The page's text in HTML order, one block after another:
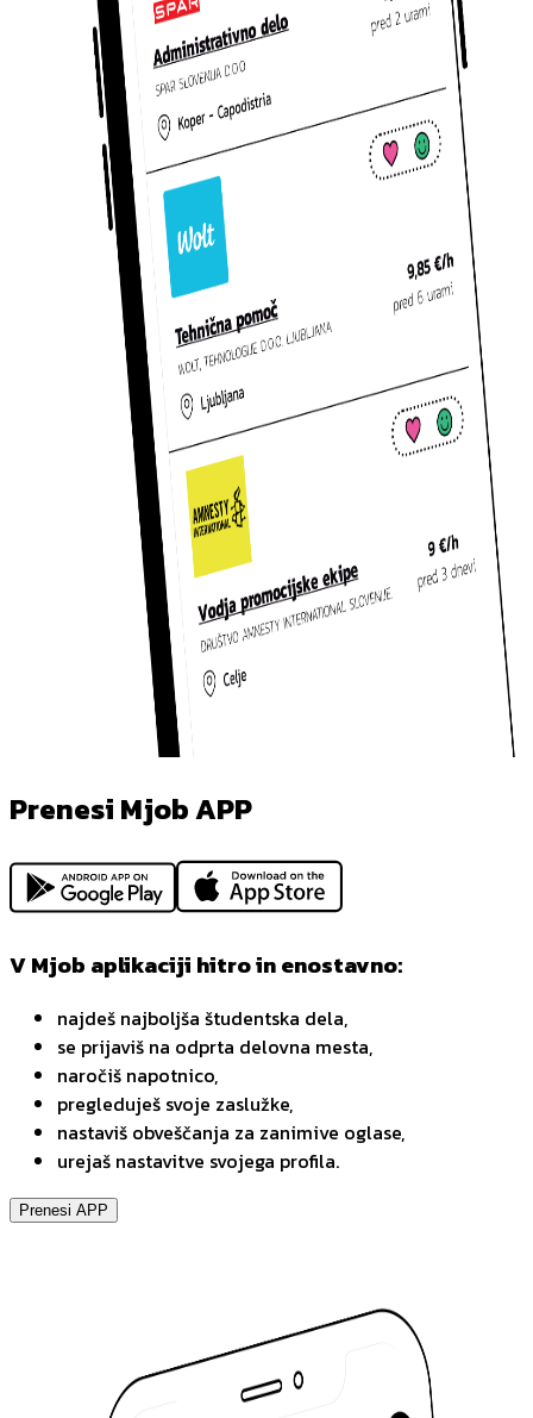
Prenesi Mjob APP
V Mjob aplikaciji hitro in enostavno:
najdeš najboljša študentska dela,
se prijaviš na odprta delovna mesta,
naročiš napotnico,
pregleduješ svoje zaslužke,
nastaviš obveščanja za zanimive oglase,
urejaš nastavitve svojega profila.
Prenesi APP